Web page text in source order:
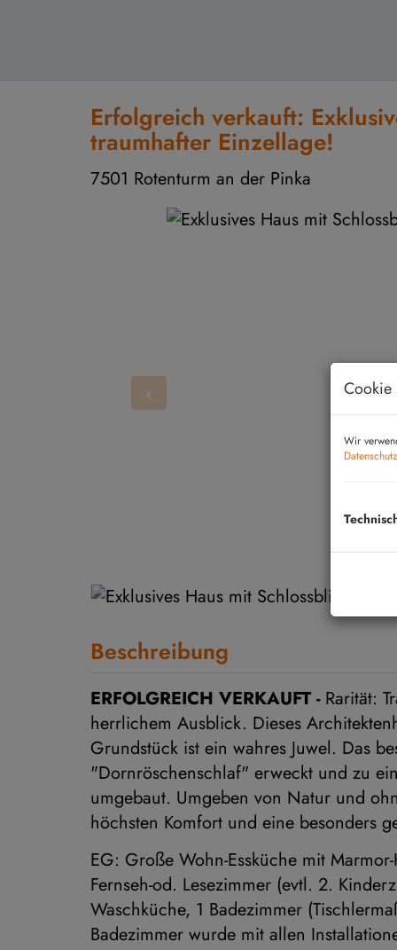
Erfolgreich verkauft:
traumhafter Einzellage!
7501 Rotenturm an der Pinka
Beschreibung
ERFOLGREICH VERKAUFT -Rarität:
herrlichem Ausblick. Dieses
Grundstück ist ein wahres Juwel. Das
"Dornröschenschlaf" erweckt und zu
umgebaut. Umgeben von Natur und
höchsten Komfort und eine besonders
EG: Große Wohn-Essküche mit
Fernseh-od. Lesezimmer (evtl. 2.
Waschküche, 1 Badezimmer
Badezimmer wurde mit allen
Cookie
Wir